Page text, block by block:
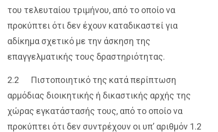
του τελευταίου τριμήνου, από το οποίο να
προκύπτει ότι δεν έχουν καταδικαστεί για
αδίκημα σχετικό με την άσκηση της
επαγγελματικής τους δραστηριότητας.
2.2 Πιστοποιητικό της κατά περίπτωση
αρμόδιας διοικητικής ή δικαστικής αρχής της
χώρας εγκατάστασής τους, από το οποίο να
προκύπτει ότι δεν συντρέχουν οι υπ’ αριθμόν 1.2